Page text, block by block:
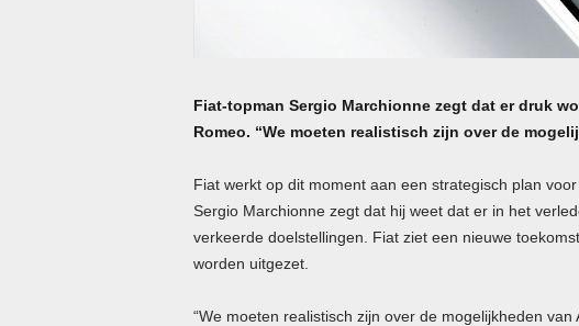
Fiat-topman Sergio Marchionne zegt dat er druk
Romeo. “We moeten realistisch zijn over de
Fiat werkt op dit moment aan een strategisch plan
Sergio Marchionne zegt dat hij weet dat er in het
verkeerde doelstellingen. Fiat ziet een nieuwe
worden uitgezet.
“We moeten realistisch zijn over de mogelijkheden